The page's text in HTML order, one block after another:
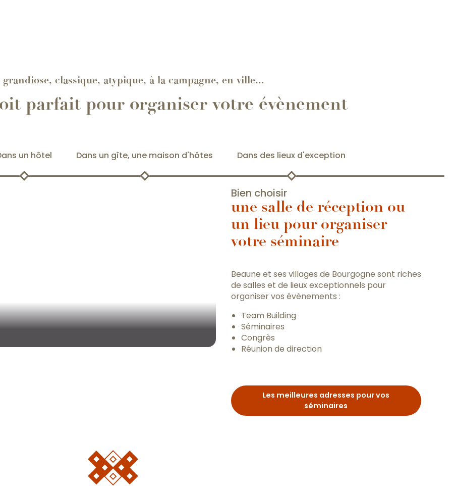
classique, atypique, à la campagne, en ville...
parfait pour organiser votre évènement
un hôtel Dans un gîte, une maison d'hôtes Dans des lieux d'exception
Bien choisir
une salle de réception ou
un lieu pour organiser
votre séminaire
Beaune et ses villages de Bourgogne sont riches
de salles et de lieux exceptionnels pour
organiser vos évènements :
Team Building
Séminaires
Congrès
Réunion de direction
Les meilleures adresses pour vos
séminaires